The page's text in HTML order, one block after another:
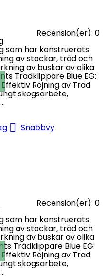
Recension(er): 0
som har konstruerats
av stockar, träd och
av buskar av olika
Trädklippare Blue EG:
Röjning av Träd
skogsarbete,
 Snabbvy
Recension(er): 0
som har konstruerats
av stockar, träd och
av buskar av olika
Trädklippare Blue EG:
Röjning av Träd
skogsarbete,